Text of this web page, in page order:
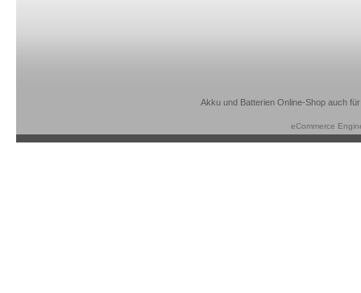
Akku und Batterien Online-Shop auch
eCommerce